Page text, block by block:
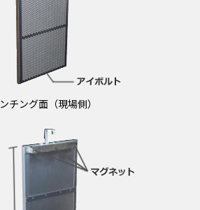
チング面（現場側）